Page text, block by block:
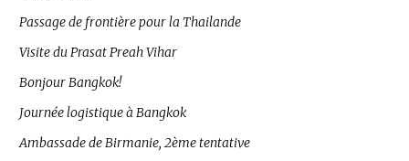
Passage de frontière pour la Thailande
Visite du Prasat Preah Vihar
Bonjour Bangkok!
Journée logistique à Bangkok
Ambassade de Birmanie, 2ème tentative